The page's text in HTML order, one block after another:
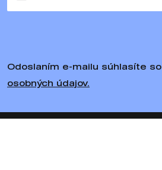
Odoslaním e-mailu súhlasíte so
osobných údajov.